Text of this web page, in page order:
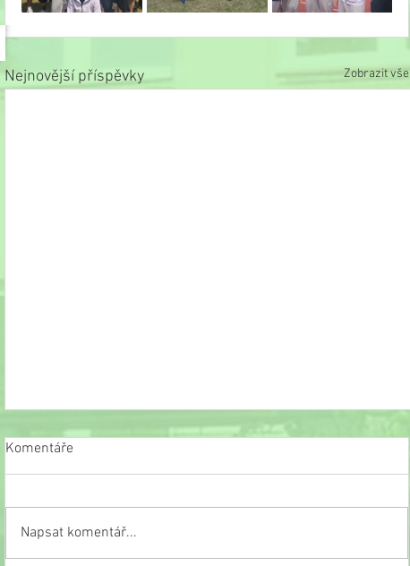
Nejnovější příspěvky Zobrazit vše
Komentáře
Napsat komentář...